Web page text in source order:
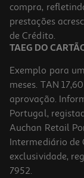
20.99 €/un
20,99 €
compra,
prestações
de Crédito.
TAEG DO
Exemplo para
meses. TAN
aprovação.
Portugal,
Auchan Retail
Intermediário de
exclusividade,
7952.